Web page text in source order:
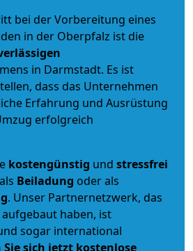
bei der Vorbereitung eines
in der Oberpfalz ist die
in Darmstadt. Es ist
dass das Unternehmen
Erfahrung und Ausrüstung
erfolgreich
kostengünstig und stressfrei
Beiladung oder als
. Unser Partnernetzwerk, das
haben, ist
sogar international
Sie sich jetzt kostenlose